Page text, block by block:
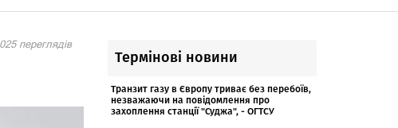
переглядів
Термінові новини
Транзит газу в Європу триває без перебоїв,
незважаючи на повідомлення про
захоплення станції "Суджа", - ОГТСУ